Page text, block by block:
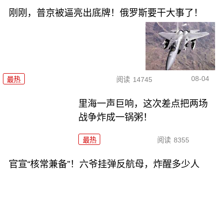
刚刚，普京被逼亮出底牌！俄罗斯要干大事了！
最热 阅读 14745 08-04
里海一声巨响，这次差点把两场
战争炸成一锅粥！
最热 阅读 8355
官宣“核常兼备”！六爷挂弹反航母，炸醒多少人